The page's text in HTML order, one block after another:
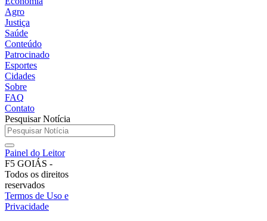
Agro
Justiça
Saúde
Conteúdo
Patrocinado
Esportes
Cidades
Sobre
FAQ
Contato
Pesquisar Notícia
Painel do Leitor
F5 GOIÁS -
Todos os direitos
reservados
Termos de Uso e
Privacidade